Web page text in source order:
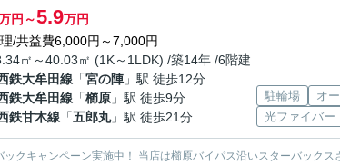
円～5.9万円
/共益費6,000円～7,000円
㎡～40.03㎡ (1K～1LDK) /築14年 /6階建
鉄大牟田線 「宮の陣」駅 徒歩12分
鉄大牟田線 「櫛原 」駅 徒歩9分
鉄甘木線 「五郎丸」駅 徒歩21分
駐輪場 オ
光ファイバー
クキャンペーン実施中！ 当店は櫛原バイパス沿いスターバック